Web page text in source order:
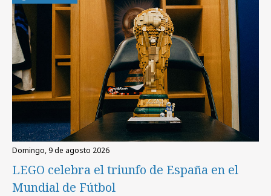
domingo, 9 de agosto 2026
LEGO celebra el triunfo de España en el
Mundial de Fútbol